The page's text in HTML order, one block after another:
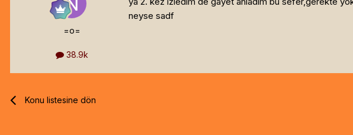
=o=
38.9k
neyse sadf
Konu listesine dön